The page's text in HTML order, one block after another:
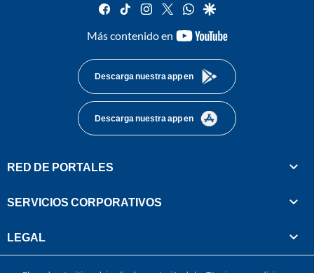
facebook
tiktok instagram
twitterwhatsapp
google
Más contenido en
youtube-
Descarga nuestra app en
Descarga nuestra app en
RED DE PORTALES
SERVICIOS CORPORATIVOS
LEGAL